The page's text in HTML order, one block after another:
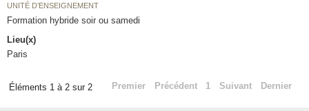
UNITÉ D’ENSEIGNEMENT
Formation hybride soir ou samedi
Lieu(x)
Paris
Éléments 1 à 2 sur 2 Premier Précédent 1 Suivant Dernier